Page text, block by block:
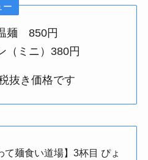
ー
麺 850円
（ミニ）380円
抜き価格です
て麺食い道場】3杯目 ぴょ